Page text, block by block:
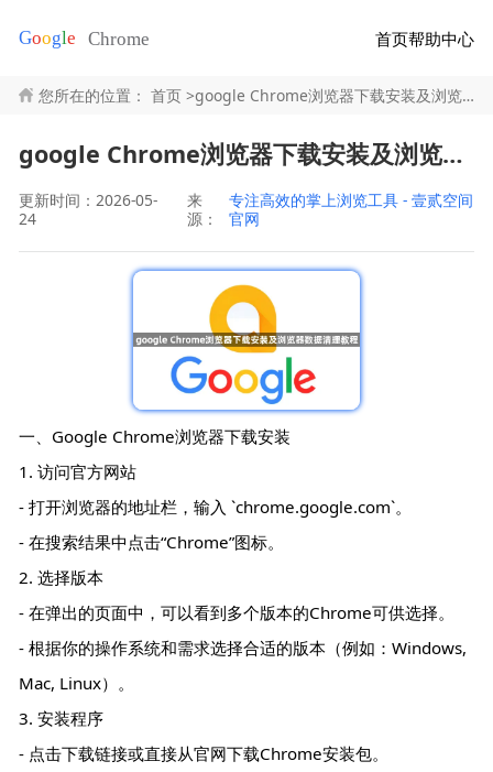
首页帮助中心
您所在的位置： 首页 >google Chrome浏览器下载安装及浏览器数据清理教程
google Chrome浏览器下载安装及浏览器数据清理教程
更新时间：2026-05-
24
来
源：
专注高效的掌上浏览工具 - 壹贰空间
官网
一、Google Chrome浏览器下载安装
1. 访问官方网站
- 打开浏览器的地址栏，输入 `chrome.google.com`。
- 在搜索结果中点击“Chrome”图标。
2. 选择版本
- 在弹出的页面中，可以看到多个版本的Chrome可供选择。
- 根据你的操作系统和需求选择合适的版本（例如：Windows,
Mac, Linux）。
3. 安装程序
- 点击下载链接或直接从官网下载Chrome安装包。